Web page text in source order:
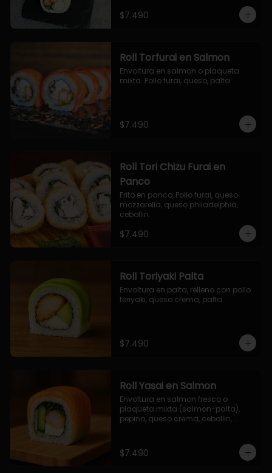
$7.490
Roll Torfurai en Salmon
Envoltura en salmon o plaqueta
mixta. Pollo furai, queso, palta.
$7.490
Roll Tori Chizu Furai en
Panco
Frito en panco, Pollo furai, queso
mozzarella, queso philadelphia,
cebollin.
$7.490
Roll Toriyaki Palta
Envoltura en palta, relleno con pollo
teriyaki, queso crema, palta.
$7.490
Roll Yasai en Salmon
Envoltura en salmon fresco o
plaqueta mixta (salmon-palta),
pepino, queso crema, cebollin,
$7.490